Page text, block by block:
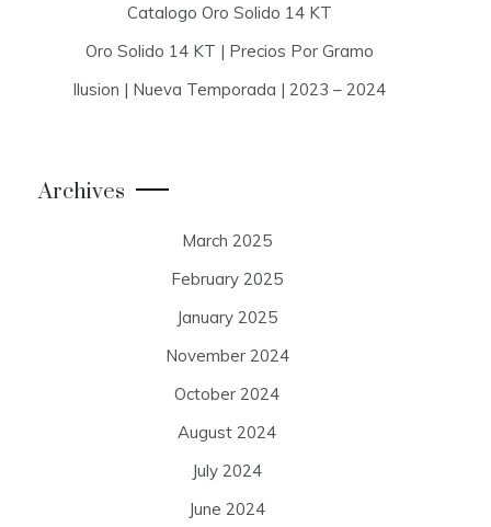
Catalogo Oro Solido 14 KT
Oro Solido 14 KT | Precios Por Gramo
Ilusion | Nueva Temporada | 2023 – 2024
Archives
March 2025
February 2025
January 2025
November 2024
October 2024
August 2024
July 2024
June 2024